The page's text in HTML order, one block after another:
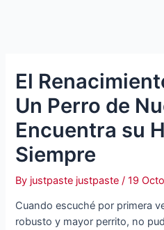
El
Un Perro de
Encuentra su
Siempre
By justpaste justpaste/19
Cuando escuché por primera
robusto y mayor perrito, no